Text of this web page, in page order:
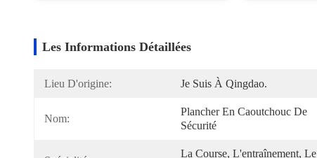
Les Informations Détaillées
Lieu D'origine: Je Suis À Qingdao.
Nom:
Plancher En Caoutchouc De
Sécurité
La Course, L'entraînement, Le